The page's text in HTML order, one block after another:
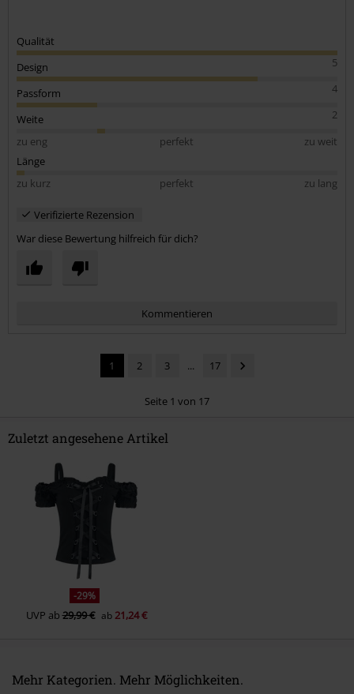
Qualität
5
Design
4
Passform
2
Weite
zu eng
perfekt
zu weit
Länge
zu kurz
perfekt zu lang
Verifizierte Rezension
War diese Bewertung hilfreich für dich?
Kommentieren
Kommentar jetzt abschicken!
1 2 3 ... 17
Seite 1 von 17
Zuletzt angesehene Artikel
-29%
UVP ab29,99 € ab 21,24 €
Mehr Kategorien. Mehr Möglichkeiten.